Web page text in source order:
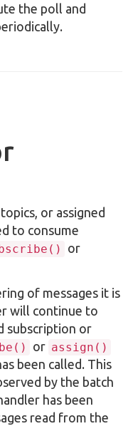
the poll and
or assigned
to consume
or
of messages it is
will continue to
subscription or
or assign()
been called. This
by the batch
has been
read from the